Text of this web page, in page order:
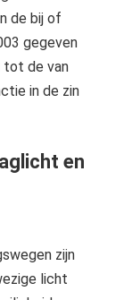
de bij of
gegeven
tot de van
in de zin
en
zijn
licht